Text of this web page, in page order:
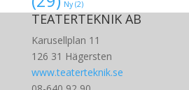
Ny(2)
TEATERTEKNIK AB
Karusellplan 11
126 31 Hägersten
www.teaterteknik.se